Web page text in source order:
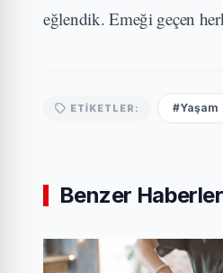
eğlendik. Emeği geçen
ETIKETLER: #Yaşam
Benzer Haberler